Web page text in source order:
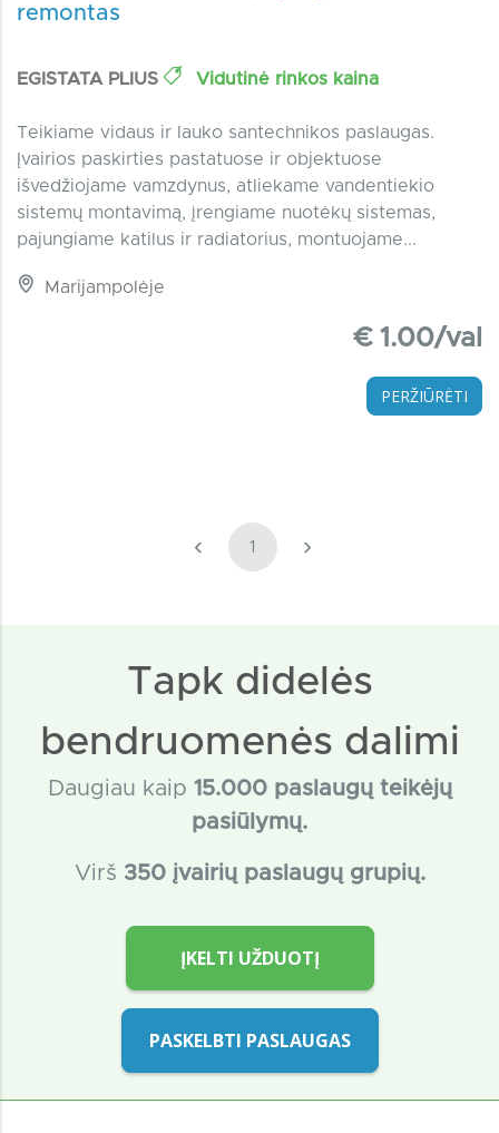
remontas
EGISTATA PLIUS Vidutinė rinkos kaina
Teikiame vidaus ir lauko santechnikos paslaugas.
Įvairios paskirties pastatuose ir objektuose
išvedžiojame vamzdynus, atliekame vandentiekio
sistemų montavimą, įrengiame nuotėkų sistemas,
pajungiame katilus ir radiatorius, montuojame...
Marijampolėje
€ 1.00/val
PERŽIŪRĖTI
‹ 1 ›
Tapk didelės
bendruomenės dalimi
Daugiau kaip 15.000 paslaugų teikėjų
pasiūlymų.
Virš 350 įvairių paslaugų grupių.
ĮKELTI UŽDUOTĮ
PASKELBTI PASLAUGAS